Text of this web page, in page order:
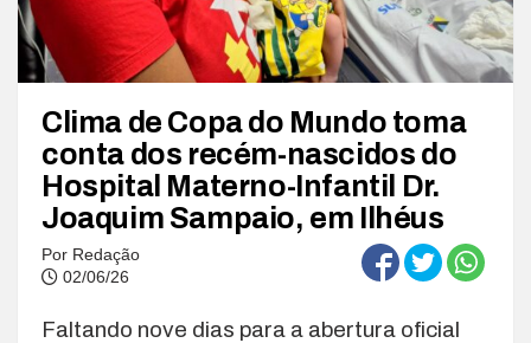
Clima de Copa do Mundo toma
conta dos recém-nascidos do
Hospital Materno-Infantil Dr.
Joaquim Sampaio, em Ilhéus
Por Redação
02/06/26
Faltando nove dias para a abertura oficial